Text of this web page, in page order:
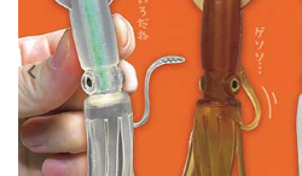
カプセルトイ
販促用空カプセル
レンタル